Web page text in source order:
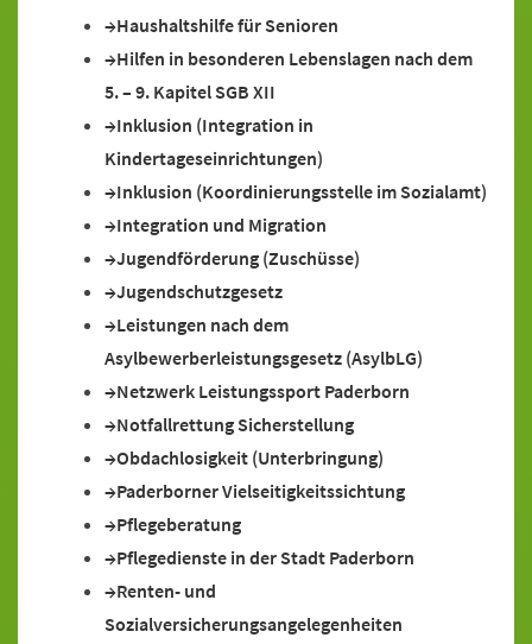
Haushaltshilfe für Senioren
Hilfen in besonderen Lebenslagen nach dem
5. – 9. Kapitel SGB XII
Inklusion (Integration in
Kindertageseinrichtungen)
Inklusion (Koordinierungsstelle im Sozialamt)
Integration und Migration
Jugendförderung (Zuschüsse)
Jugendschutzgesetz
Leistungen nach dem
Asylbewerberleistungsgesetz (AsylbLG)
Netzwerk Leistungssport Paderborn
Notfallrettung Sicherstellung
Obdachlosigkeit (Unterbringung)
Paderborner Vielseitigkeitssichtung
Pflegeberatung
Pflegedienste in der Stadt Paderborn
Renten- und
Sozialversicherungsangelegenheiten